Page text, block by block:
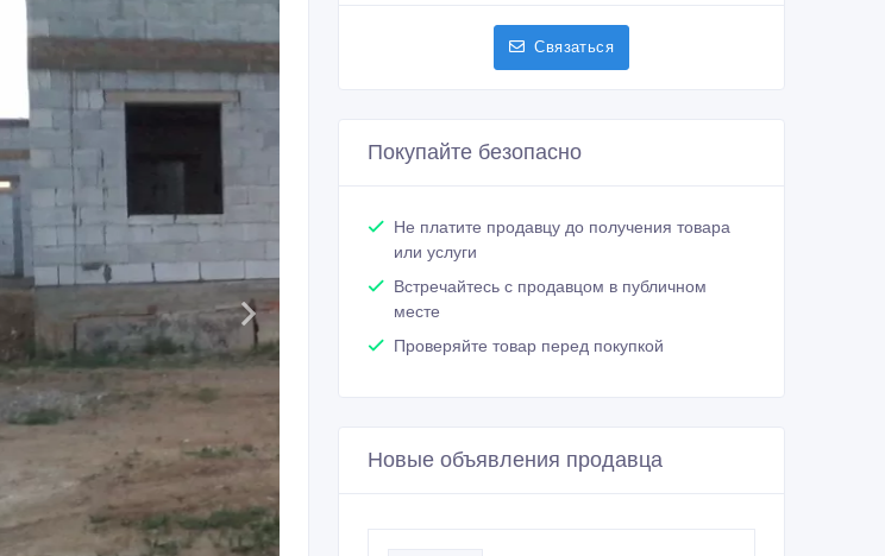
Связаться
Покупайте безопасно
Не платите продавцу до получения товара
или услуги
Встречайтесь с продавцом в публичном
месте
Проверяйте товар перед покупкой
Новые объявления продавца